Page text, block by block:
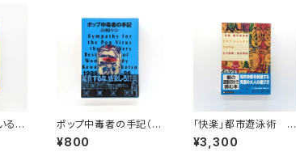
るの
ポップ中毒者の手記（約
10年分）
¥800
「快楽」都市遊泳術 ク
ラブ シャングリラの予言
（講談社＋α文庫）
¥3,300